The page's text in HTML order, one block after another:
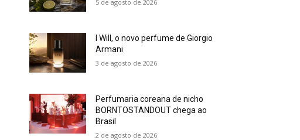
5 de agosto de 2026
I Will, o novo perfume de Giorgio
Armani
3 de agosto de 2026
Perfumaria coreana de nicho
BORNTOSTANDOUT chega ao
Brasil
2 de agosto de 2026